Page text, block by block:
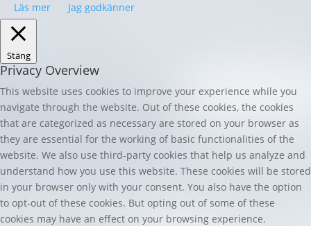
Läs mer
Jag godkänner
Stäng
Privacy Overview
This website uses cookies to improve your experience while you
navigate through the website. Out of these cookies, the cookies
that are categorized as necessary are stored on your browser as
they are essential for the working of basic functionalities of the
website. We also use third-party cookies that help us analyze and
understand how you use this website. These cookies will be stored
in your browser only with your consent. You also have the option
to opt-out of these cookies. But opting out of some of these
cookies may have an effect on your browsing experience.